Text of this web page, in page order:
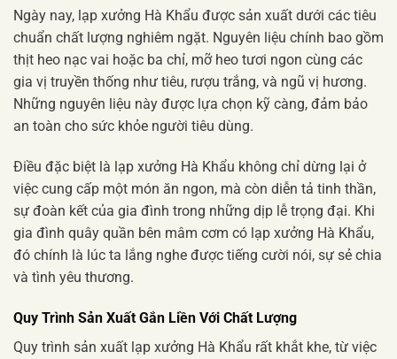
Ngày nay, lạp xưởng Hà Khẩu được sản xuất dưới các tiêu
chuẩn chất lượng nghiêm ngặt. Nguyên liệu chính bao gồm
thịt heo nạc vai hoặc ba chỉ, mỡ heo tươi ngon cùng các
gia vị truyền thống như tiêu, rượu trắng, và ngũ vị hương.
Những nguyên liệu này được lựa chọn kỹ càng, đảm bảo
an toàn cho sức khỏe người tiêu dùng.
Điều đặc biệt là lạp xưởng Hà Khẩu không chỉ dừng lại ở
việc cung cấp một món ăn ngon, mà còn diễn tả tinh thần,
sự đoàn kết của gia đình trong những dịp lễ trọng đại. Khi
gia đình quây quần bên mâm cơm có lạp xưởng Hà Khẩu,
đó chính là lúc ta lắng nghe được tiếng cười nói, sự sẻ chia
và tình yêu thương.
Quy Trình Sản Xuất Gắn Liền Với Chất Lượng
Quy trình sản xuất lạp xưởng Hà Khẩu rất khắt khe, từ việc